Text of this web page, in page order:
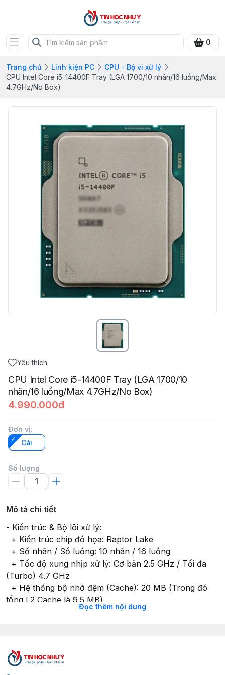
0
Trang chủ Linh kiện PC
CPU - Bộ vi xử lý
CPU Intel Core i5-14400F Tray (LGA 1700/10 nhân/16 luồng/Max
4.7GHz/No Box)
Yêu thích
CPU Intel Core i5-14400F Tray (LGA 1700/10
nhân/16 luồng/Max 4.7GHz/No Box)
4.990.000đ
Đơn vị:
Cái
Số lượng
Mô tả chi tiết
- Kiến trúc & Bộ lõi xử lý:
+ Kiến trúc chip đồ họa: Raptor Lake
+ Số nhân / Số luồng: 10 nhân / 16 luồng
+ Tốc độ xung nhịp xử lý: Cơ bản 2.5 GHz / Tối đa
(Turbo) 4.7 GHz
+ Hệ thống bộ nhớ đệm (Cache): 20 MB (Trong đó
tổng L2 Cache là 9.5 MB)
- Khả năng tương thích nền tảng:
+ Chuẩn giao tiếp mở rộng: Hỗ trợ PCIe Phiên bản 5.0
và 4.0 (Cấu hình lên đến 1x16+4 / 2x8+4)
- Khả năng hỗ trợ bộ nhớ (RAM):
+ Loại RAM tương thích: DDR4 3200 MHz / DDR5
Đọc thêm nội dung